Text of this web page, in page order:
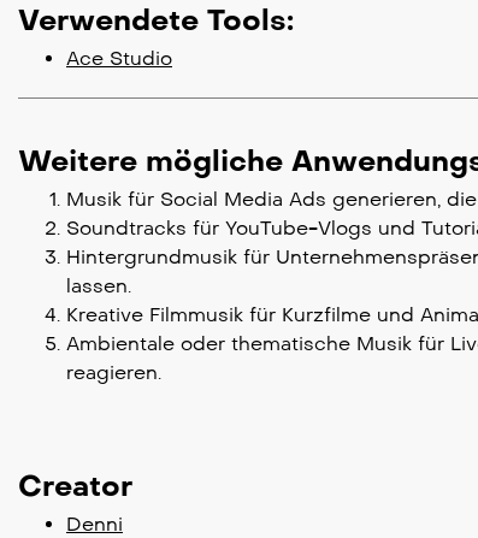
Verwendete Tools:
Ace Studio
Weitere mögliche
Musik für Social Media Ads generieren,
Soundtracks für YouTube-Vlogs und
Hintergrundmusik für
lassen.
Kreative Filmmusik für Kurzfilme und
Ambientale oder thematische Musik für
reagieren.
Creator
Denni